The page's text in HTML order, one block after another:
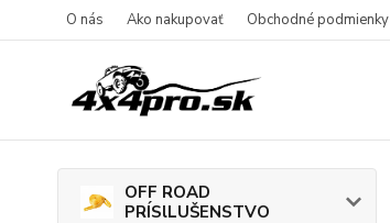
O nás Ako nakupovať Obchodné podmienky
OFF ROAD
PRÍSlLUŠENSTVO